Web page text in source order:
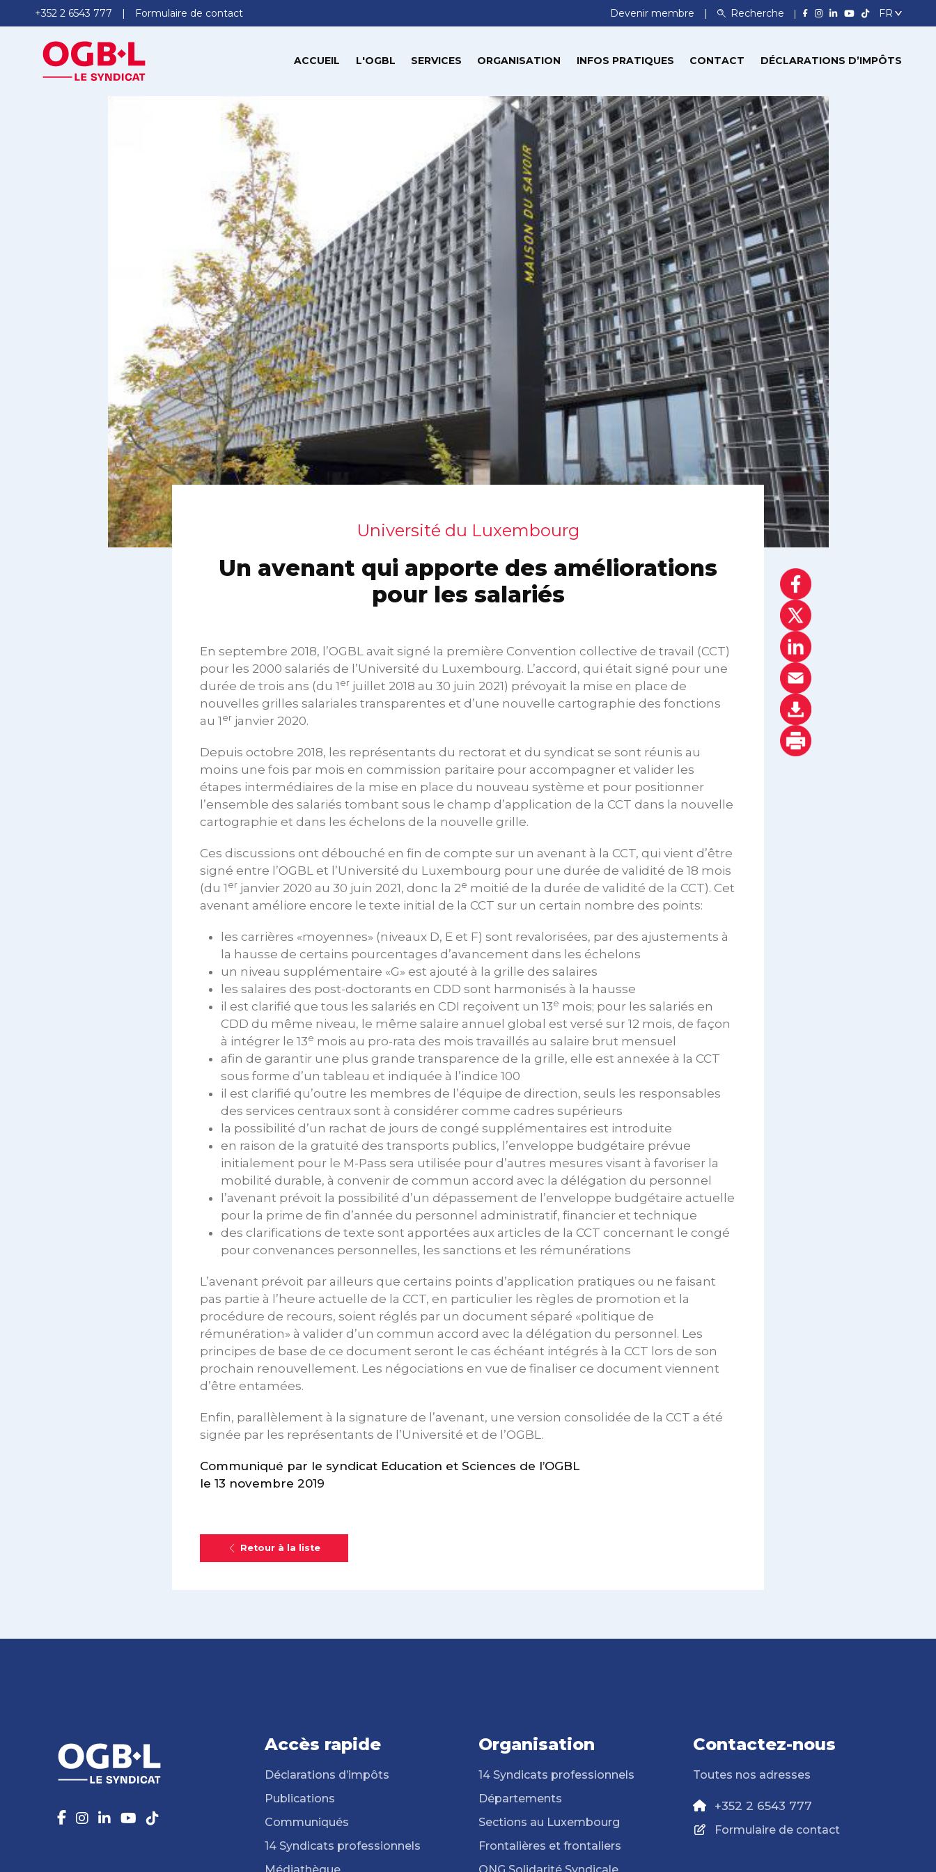
+352 2 6543 777 Formulaire de contact Devenir membre Recherche
ACCUEIL L'OGBL SERVICES ORGANISATION INFOS PRATIQUES CONTACT DÉCLARATIONS D’IMPÔTS
Université du Luxembourg
Un avenant qui apporte des améliorations
pour les salariés
En septembre 2018, l’OGBL avait signé la première Convention collective de travail (CCT)
pour les 2000 salariés de l’Université du Luxembourg. L’accord, qui était signé pour une
durée de trois ans (du 1 er juillet 2018 au 30 juin 2021) prévoyait la mise en place de
nouvelles grilles salariales transparentes et d’une nouvelle cartographie des fonctions
au 1 er janvier 2020.
Depuis octobre 2018, les représentants du rectorat et du syndicat se sont réunis au
moins une fois par mois en commission paritaire pour accompagner et valider les
étapes intermédiaires de la mise en place du nouveau système et pour positionner
l’ensemble des salariés tombant sous le champ d’application de la CCT dans la nouvelle
cartographie et dans les échelons de la nouvelle grille.
Ces discussions ont débouché en fin de compte sur un avenant à la CCT, qui vient d’être
signé entre l’OGBL et l’Université du Luxembourg pour une durée de validité de 18 mois
(du 1 er janvier 2020 au 30 juin 2021, donc la 2e moitié de la durée de validité de la CCT). Cet
avenant améliore encore le texte initial de la CCT sur un certain nombre des points:
les carrières «moyennes» (niveaux D, E et F) sont revalorisées, par des ajustements à
la hausse de certains pourcentages d’avancement dans les échelons
un niveau supplémentaire «G» est ajouté à la grille des salaires
les salaires des post-doctorants en CDD sont harmonisés à la hausse
il est clarifié que tous les salariés en CDI reçoivent un 13e mois; pour les salariés en
CDD du même niveau, le même salaire annuel global est versé sur 12 mois, de façon
à intégrer le 13e mois au pro-rata des mois travaillés au salaire brut mensuel
afin de garantir une plus grande transparence de la grille, elle est annexée à la CCT
sous forme d’un tableau et indiquée à l’indice 100
il est clarifié qu’outre les membres de l’équipe de direction, seuls les responsables
des services centraux sont à considérer comme cadres supérieurs
la possibilité d’un rachat de jours de congé supplémentaires est introduite
en raison de la gratuité des transports publics, l’enveloppe budgétaire prévue
initialement pour le M-Pass sera utilisée pour d’autres mesures visant à favoriser la
mobilité durable, à convenir de commun accord avec la délégation du personnel
l’avenant prévoit la possibilité d’un dépassement de l’enveloppe budgétaire actuelle
pour la prime de fin d’année du personnel administratif, financier et technique
des clarifications de texte sont apportées aux articles de la CCT concernant le congé
pour convenances personnelles, les sanctions et les rémunérations
L’avenant prévoit par ailleurs que certains points d’application pratiques ou ne faisant
pas partie à l’heure actuelle de la CCT, en particulier les règles de promotion et la
procédure de recours, soient réglés par un document séparé «politique de
rémunération» à valider d’un commun accord avec la délégation du personnel. Les
principes de base de ce document seront le cas échéant intégrés à la CCT lors de son
prochain renouvellement. Les négociations en vue de finaliser ce document viennent
d’être entamées.
Enfin, parallèlement à la signature de l’avenant, une version consolidée de la CCT a été
signée par les représentants de l’Université et de l’OGBL.
Communiqué par le syndicat Education et Sciences de l’OGBL
le 13 novembre 2019
Retour à la liste
Accès rapide
Déclarations d’impôts
Publications
Communiqués
14 Syndicats professionnels
Organisation
14 Syndicats professionnels
Départements
Sections au Luxembourg
Frontalières et frontaliers
Contactez-nous
Toutes nos adresses
+352 2 6543 777
Formulaire de contact